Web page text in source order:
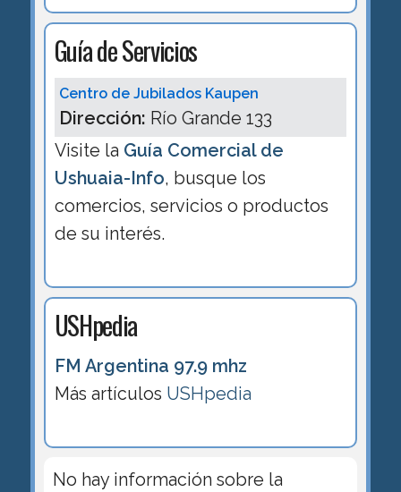
Guía de Servicios
Centro de Jubilados Kaupen
Dirección: Río Grande 133
Visite la Guía Comercial de
Ushuaia-Info, busque los
comercios, servicios o productos
de su interés.
USHpedia
FM Argentina 97.9 mhz
Más artículos USHpedia
No hay información sobre la